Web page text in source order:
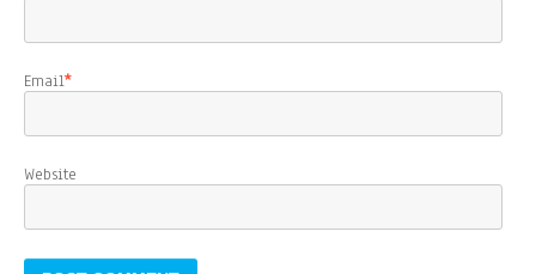
Email*
Website